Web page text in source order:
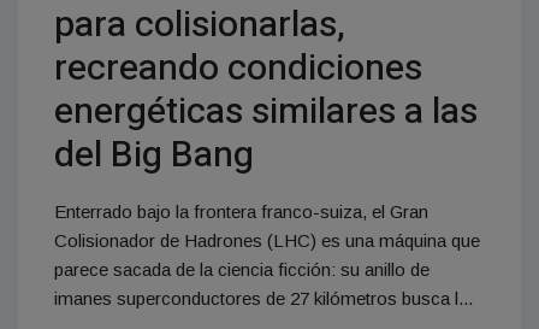
para colisionarlas,
recreando condiciones
energéticas similares a las
del Big Bang
Enterrado bajo la frontera franco-suiza, el Gran
Colisionador de Hadrones (LHC) es una máquina que
parece sacada de la ciencia ficción: su anillo de
imanes superconductores de 27 kilómetros busca l...